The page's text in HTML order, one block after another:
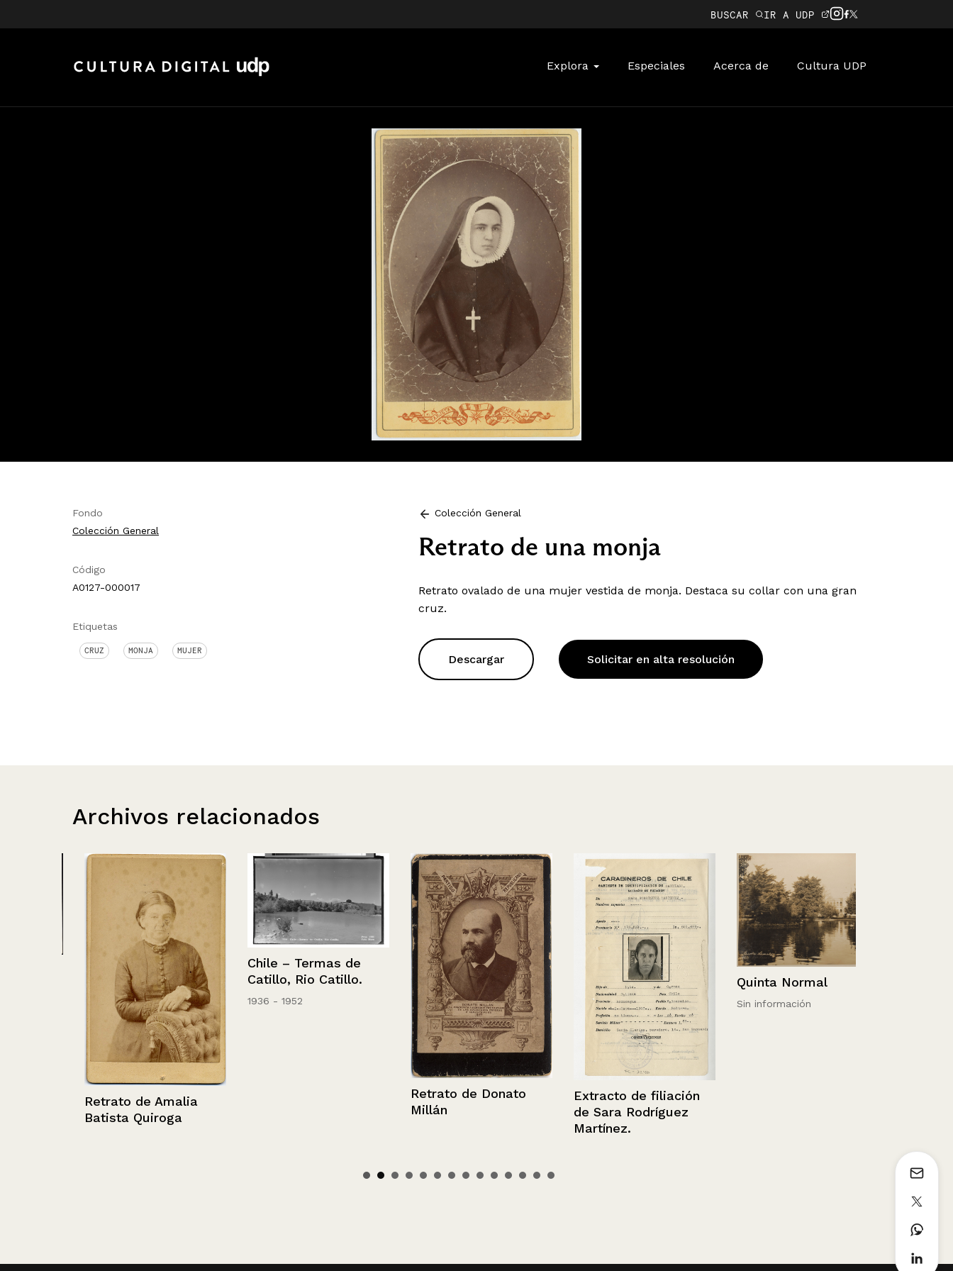
BUSCAR IR A UDP
Explora Especiales Acerca de Cultura UDP
Fondo
Colección General
Código
A0127-000017
Etiquetas
CRUZ MONJA MUJER
Colección General
Retrato de una monja
Retrato ovalado de una mujer vestida de monja. Destaca su collar con una gran
cruz.
Descargar Solicitar en alta resolución
Archivos relacionados
Retrato de Amalia
Batista Quiroga
Chile – Termas de
Catillo, Rio Catillo.
1936 - 1952
Retrato de Donato
Millán
Extracto de filiación
de Sara Rodríguez
Martínez.
Quinta Normal
Sin información